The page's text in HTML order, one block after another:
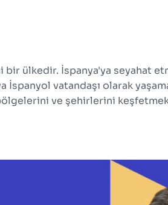
ülkedir. İspanya'ya seyahat
vatandaşı olarak
ve şehirlerini